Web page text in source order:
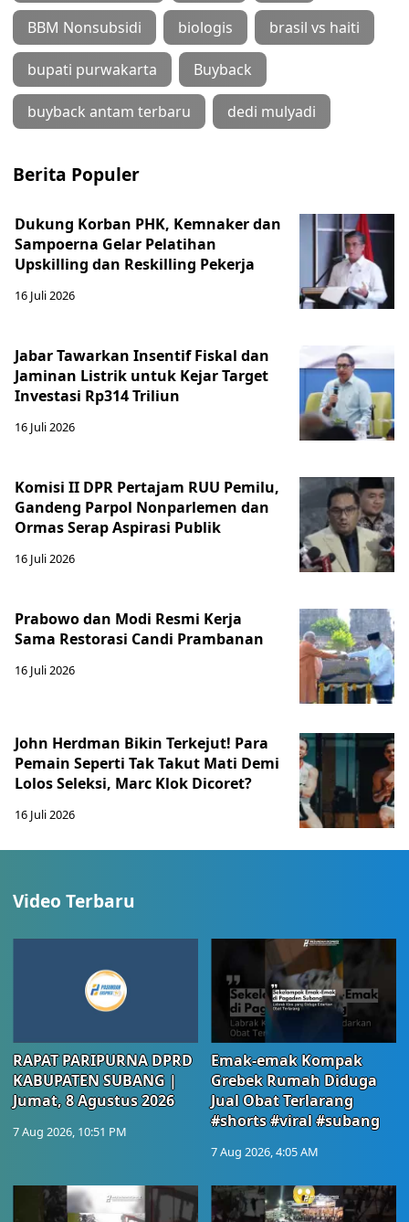
BBM Nonsubsidi biologis brasil vs haiti
bupati purwakarta Buyback
buyback antam terbaru dedi mulyadi
Berita Populer
Dukung Korban PHK, Kemnaker dan
Sampoerna Gelar Pelatihan
Upskilling dan Reskilling Pekerja
16 Juli 2026
Jabar Tawarkan Insentif Fiskal dan
Jaminan Listrik untuk Kejar Target
Investasi Rp314 Triliun
16 Juli 2026
Komisi II DPR Pertajam RUU Pemilu,
Gandeng Parpol Nonparlemen dan
Ormas Serap Aspirasi Publik
16 Juli 2026
Prabowo dan Modi Resmi Kerja
Sama Restorasi Candi Prambanan
16 Juli 2026
John Herdman Bikin Terkejut! Para
Pemain Seperti Tak Takut Mati Demi
Lolos Seleksi, Marc Klok Dicoret?
16 Juli 2026
Video Terbaru
RAPAT PARIPURNA DPRD
KABUPATEN SUBANG |
Jumat, 8 Agustus 2026
7 Aug 2026, 10:51 PM
Emak-emak Kompak
Grebek Rumah Diduga
Jual Obat Terlarang
#shorts #viral #subang
7 Aug 2026, 4:05 AM